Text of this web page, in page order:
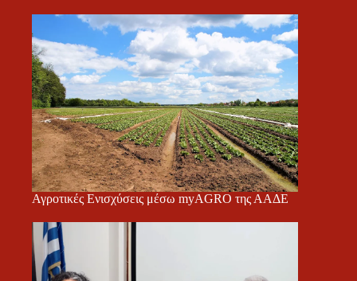
Αγροτικές Ενισχύσεις μέσω myAGRO της ΑΑΔΕ